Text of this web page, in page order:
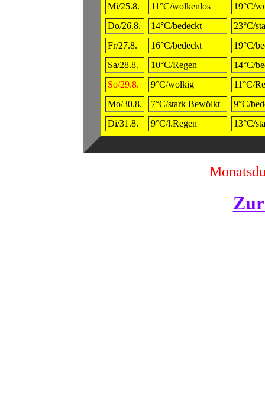
Mi/25.8.
11°C/wolkenlos
19°C/
Do/26.8.
14°C/bedeckt
23°C/
Fr/27.8.
16°C/bedeckt
19°C/
Sa/28.8.
10°C/Regen
14°C/
So/29.8.
9°C/wolkig
11°C/
Mo/30.8.
7°C/stark Bewölkt
9°C/
Di/31.8.
9°C/l.Regen 13°C/